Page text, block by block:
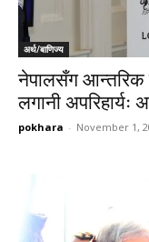
अर्थ/बाणिज्य
नेपालसँग आन्तरिक
लगानी अपरिहार्यः
pokhara - November 1,